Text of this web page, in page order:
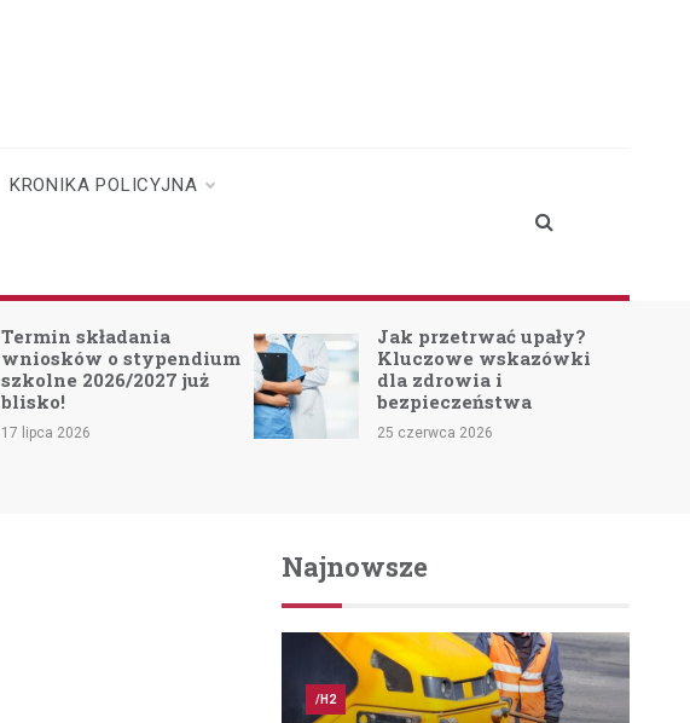
KRONIKA POLICYJNA
Termin składania
wniosków o stypendium
szkolne 2026/2027 już
blisko!
17 lipca 2026
Jak przetrwać upały?
Kluczowe wskazówki
dla zdrowia i
bezpieczeństwa
25 czerwca 2026
Najnowsze
/H2